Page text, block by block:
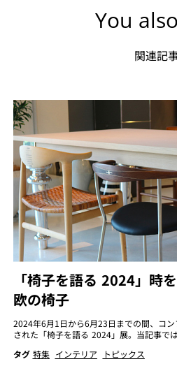
You
関連記
「椅子を語る 2024」時
欧の椅子
2024年6月1日から6月23日までの間、コ
された「椅子を語る 2024」展。当記事で
タグ 特集 インテリア
トピックス